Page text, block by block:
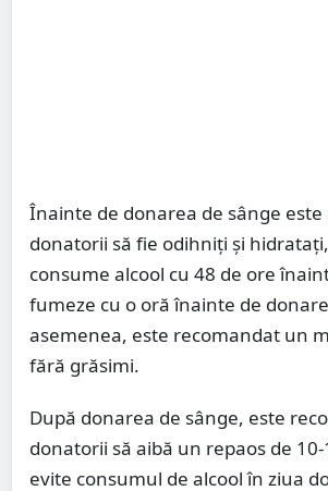
Înainte de donarea de sânge
donatorii să fie odihniți și
consume alcool cu 48 de ore
fumeze cu o oră înainte de
asemenea, este recomandat un
fără grăsimi.
După donarea de sânge, este
donatorii să aibă un repaos de
evite consumul de alcool în ziua